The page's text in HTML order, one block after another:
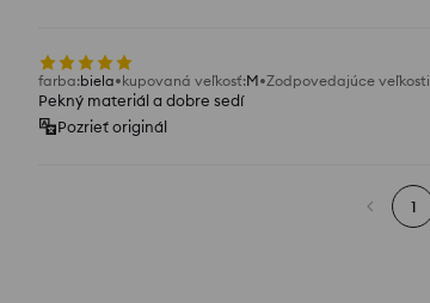
farba:biela kupovaná veľkosť:M Zodpovedajúce veľkosti
Pekný materiál a dobre sedí
Pozrieť originál
1